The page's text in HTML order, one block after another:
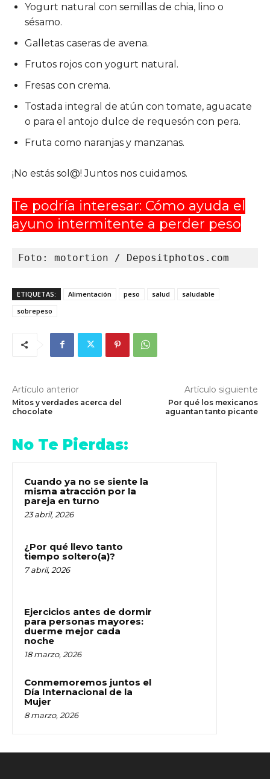
Yogurt natural con semillas de chia, lino o
sésamo.
Galletas caseras de avena.
Frutos rojos con yogurt natural.
Fresas con crema.
Tostada integral de atún con tomate, aguacate
o para el antojo dulce de requesón con pera.
Fruta como naranjas y manzanas.
¡No estás sol@! Juntos nos cuidamos.
Te podría interesar: Cómo ayuda el
ayuno intermitente a perder peso
Foto: motortion / Depositphotos.com
ETIQUETAS: Alimentación peso salud
saludable
sobrepeso
Artículo anterior
Mitos y verdades acerca del
chocolate
Artículo siguiente
Por qué los mexicanos
aguantan tanto picante
No Te Pierdas:
Cuando ya no se siente la
misma atracción por la
pareja en turno
23 abril, 2026
¿Por qué llevo tanto
tiempo soltero(a)?
7 abril, 2026
Ejercicios antes de dormir
para personas mayores:
duerme mejor cada
noche
18 marzo, 2026
Conmemoremos juntos el
Día Internacional de la
Mujer
8 marzo, 2026